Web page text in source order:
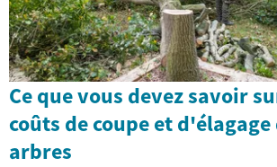
Ce que vous devez savoir
coûts de coupe et d'élagage
arbres